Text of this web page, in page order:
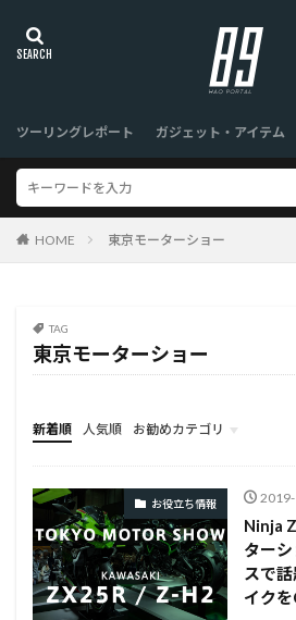
ツーリングレポート ガジェット・アイテム
HOME 東京モーターショー
TAG
東京モーターショー
新着順 人気順 お勧めカテゴリ
TOP
お役立ち情報
Ninja
ター
スで
イクを